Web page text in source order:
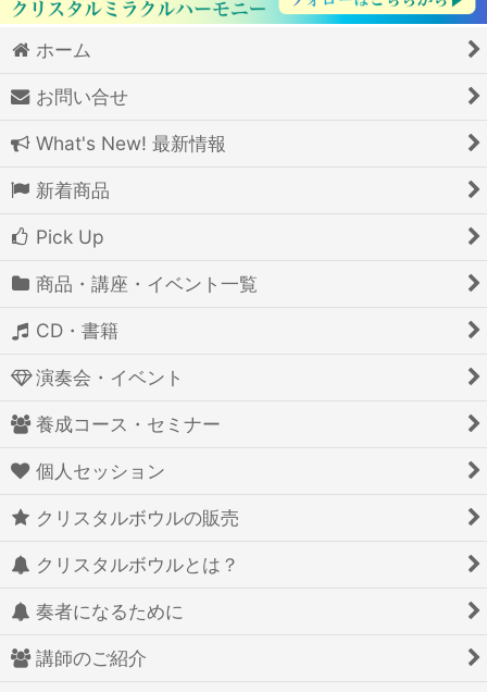
ホーム
お問い合せ
What's New! 最新情報
新着商品
Pick Up
商品・講座・イベント一覧
CD・書籍
演奏会・イベント
養成コース・セミナー
個人セッション
クリスタルボウルの販売
クリスタルボウルとは？
奏者になるために
講師のご紹介